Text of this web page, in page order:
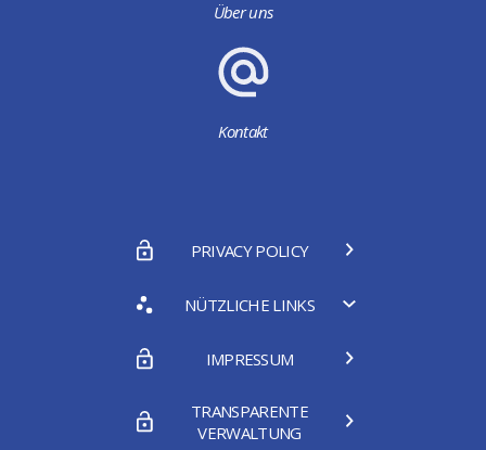
Über uns
Kontakt
PRIVACY POLICY
NÜTZLICHE LINKS
IMPRESSUM
TRANSPARENTE
VERWALTUNG